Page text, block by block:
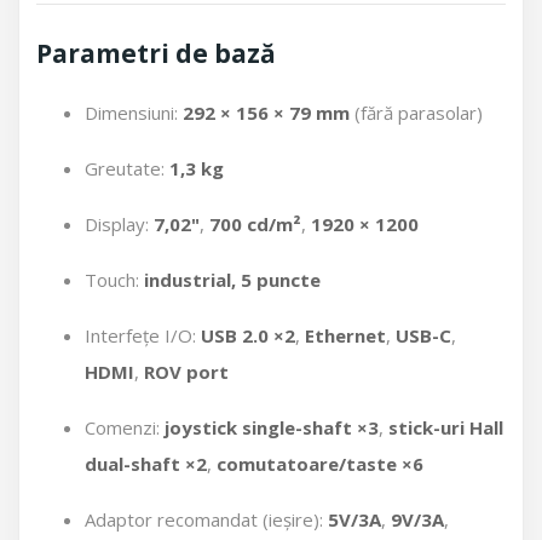
Parametri de bază
Dimensiuni: 292 × 156 × 79 mm (fără parasolar)
Greutate: 1,3 kg
Display: 7,02", 700 cd/m², 1920 × 1200
Touch: industrial, 5 puncte
Interfețe I/O: USB 2.0 ×2, Ethernet, USB-C,
HDMI, ROV port
Comenzi: joystick single-shaft ×3, stick-uri Hall
dual-shaft ×2, comutatoare/taste ×6
Adaptor recomandat (ieșire): 5V/3A, 9V/3A,